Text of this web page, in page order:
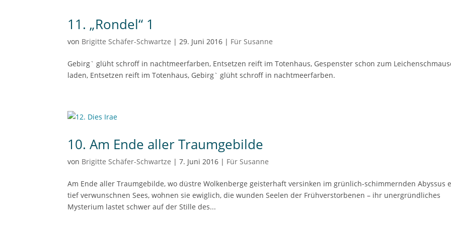
11. „Rondel“ 1
von Brigitte Schäfer-Schwartze |29. Juni 2016 | Für Susanne
Gebirg` glüht schroff in nachtmeerfarben, Entsetzen reift im Totenhaus, Gespenster schon zum
laden, Entsetzen reift im Totenhaus, Gebirg` glüht schroff in nachtmeerfarben.
10. Am Ende aller Traumgebilde
von Brigitte Schäfer-Schwartze |7. Juni 2016 | Für Susanne
Am Ende aller Traumgebilde, wo düstre Wolkenberge geisterhaft versinken im grünlich-schimmernden Abyssus
tief verwunschnen Sees, wohnen sie ewiglich, die wunden Seelen der Frühverstorbenen – ihr unergründliches
Mysterium lastet schwer auf der Stille des...